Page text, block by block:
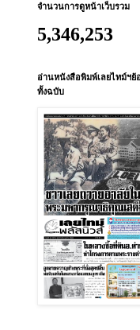
จำนวนการดูหน้าเว็บรวม
5,346,253
อ่านหนังสือพิมพ์เลยไทม์ฯย้
ทั้งฉบับ